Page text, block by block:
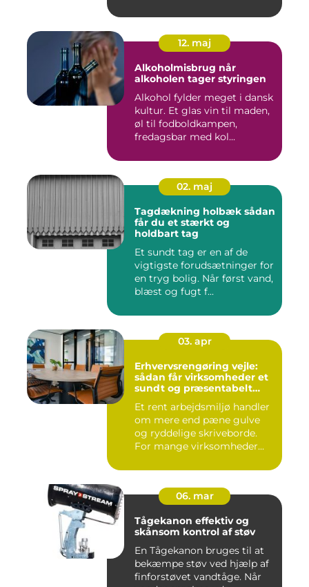
12. maj
Alkoholmisbrug når
alkoholen tager styringen
Alkohol fylder meget i dansk
kultur. Et glas vin til maden,
øl til fodboldkampen,
fredagsbar med kol...
02. maj
Tagdækning holbæk sådan
får du et stærkt og
holdbart tag
Et sundt tag er en af de
vigtigste forudsætninger for
en tryg bolig. Når først vand,
blæst og fugt f...
03. apr
Erhvervsrengøring vejle:
sådan får virksomheder et
sundt og præsentabelt
Et rent arbejdsmiljø handler
om mere end pæne gulve
og ryddelige skriveborde.
For mange virksomheder...
06. mar
Tågekanon effektiv og
skånsom kontrol af støv
En Tågekanon bruges til at
bekæmpe støv ved hjælp af
finforstøvet vandtåge. Når